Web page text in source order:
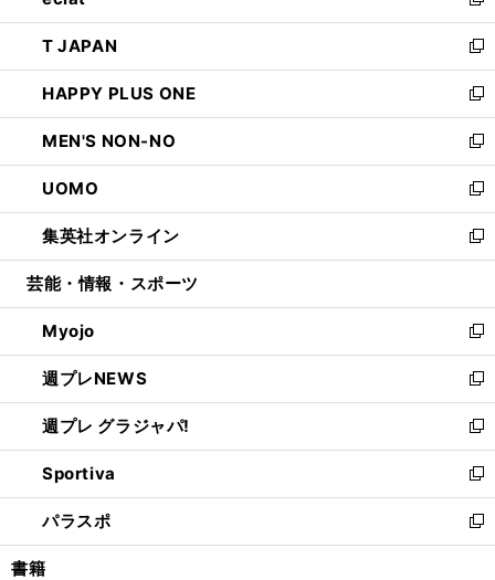
開
く
ウ
で
開
く
ン
ド
ウ
で
開
く
ウ
ィ
ン
ド
ウ
で
開
く
し
い
ウ
ィ
ン
ド
ウ
で
開
く
T JAPAN
新
し
い
ウ
ィ
ン
ド
ウ
で
開
HAPPY PLUS ONE
新
し
い
ウ
ィ
ン
ド
ウ
開
く
MEN'S NON-NO
新
し
い
ウ
ィ
ン
ウ
で
開
く
UOMO
新
し
い
ウ
ン
ド
ウ
で
開
く
集英社オンライン
新
し
ウ
ィ
ン
ド
ウ
で
開
く
芸能・情報・スポーツ
Myojo
新
し
い
ウ
ィ
ン
ド
ウ
で
開
週プレNEWS
新
し
い
ウ
ィ
ン
ド
ウ
週プレ グラジャパ!
新
し
い
ウ
ィ
ン
Sportiva
新
し
い
ウ
パラスポ
新
し
書籍